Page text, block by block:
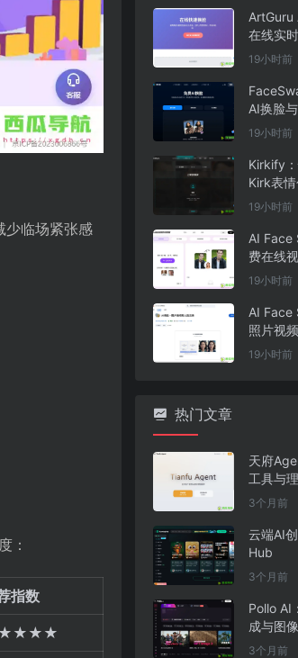
少临场紧张感
：
指数
ArtGuru
在线实
片编辑工
19小时前
AI换脸
19小时前
Kirkify
Kirk表
19小时前
AI Face
费在线
替换工具
19小时前
AI Face
照片视
换工具
19小时前
热门文章
天府
工具与
3个月前
云端AI
Hub
3个月前
Pollo AI
成与图
3个月前